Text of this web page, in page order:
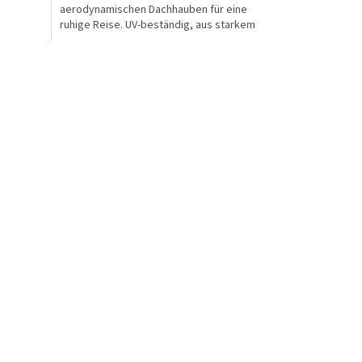
aerodynamischen Dachhauben für eine
ruhige Reise. UV-beständig, aus starkem